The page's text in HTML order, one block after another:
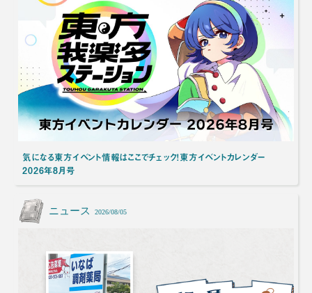
気になる東方イベント情報はここでチェック！東方イベントカレンダー
2026年8月号
ニュース 2026/08/05